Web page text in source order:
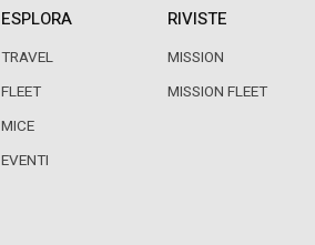
ESPLORA
TRAVEL
FLEET
MICE
EVENTI
RIVISTE
MISSION
MISSION FLEET